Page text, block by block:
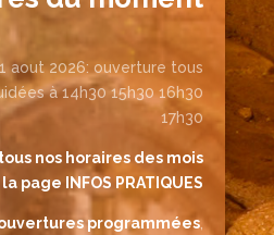
aout 2026: ouverture tous
à 14h30 15h30 16h30
17h30
nos horaires des mois
page INFOS PRATIQUES
programmées,